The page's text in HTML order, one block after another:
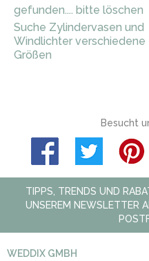
gefunden.... bitte löschen
Suche Zylindervasen und
Windlichter verschiedene
Größen
Besucht
TIPPS, TRENDS UND
UNSEREM NEWSLETTER
WEDDIX GMBH